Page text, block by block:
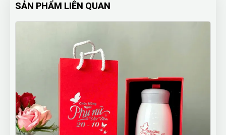
SẢN PHẨM LIÊN QUAN